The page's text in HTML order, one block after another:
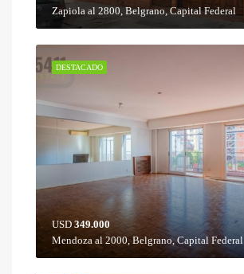
Zapiola al 2800, Belgrano, Capital Federal
DESTACADO
USD349.000
Mendoza al 2000, Belgrano, Capital Federal